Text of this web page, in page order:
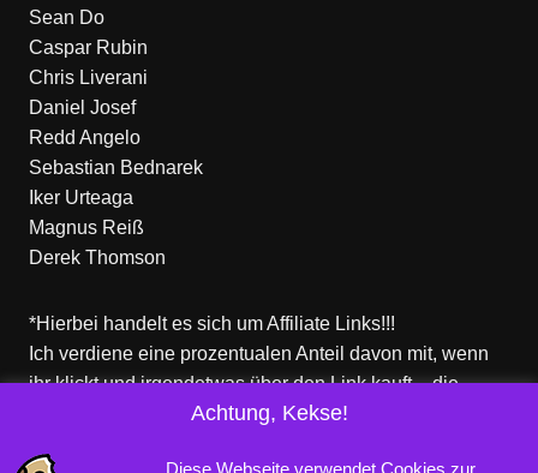
Sean Do
Caspar Rubin
Chris Liverani
Daniel Josef
Redd Angelo
Sebastian Bednarek
Iker Urteaga
Magnus Reiß
Derek Thomson
*Hierbei handelt es sich um Affiliate Links!!!
Ich verdiene eine prozentualen Anteil davon mit, wenn
ihr klickt und irgendetwas über den Link kauft – die
Produkte dort sind aber nicht von mir!
Achtung, Kekse!
Diese Webseite verwendet Cookies zur